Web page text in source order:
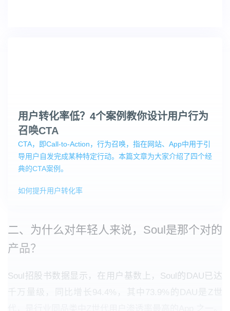
用户转化率低？4个案例教你设计用户行为
召唤CTA
CTA，即Call-to-Action，行为召唤，指在网站、App中用于引
导用户自发完成某种特定行动。本篇文章为大家介绍了四个经
典的CTA案例。
如何提升用户转化率
二、为什么对年轻人来说，Soul是那个对的
产品？
Soul招股书数据显示，在用户基数上，Soul的DAU已达
千万量级，同比增长94.4%，其中73.9%的DAU是Z世